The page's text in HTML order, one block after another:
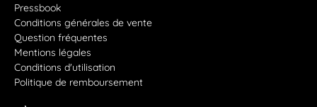
Pressbook
Conditions générales de vente
Question fréquentes
Mentions légales
Conditions d'utilisation
Politique de remboursement